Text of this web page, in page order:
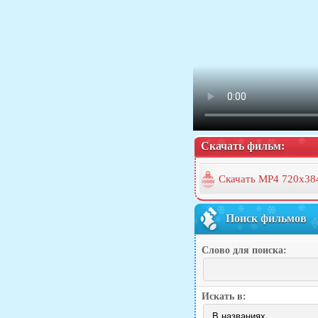
Скачать фильм:
Скачать MP4
Поиск фильмов
Слово для поиска:
Искать в: